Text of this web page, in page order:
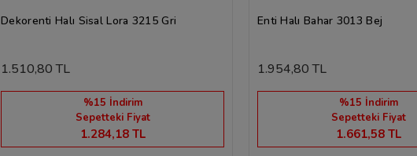
Dekorenti Halı Sisal Lora 3215 Gri
1.510,80 TL
%15 İndirim
Sepetteki Fiyat
1.284,18 TL
Enti Halı Bahar 3013 Bej
1.954,80 TL
%15 İndirim
Sepetteki Fiyat
1.661,58 TL